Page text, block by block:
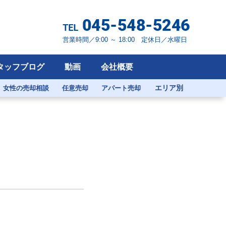
営業時間／9:00 ～ 18:00 定休日／水曜日
ッフブログ 動画 会社概要
女性の売却相談 任意売却 アパート売却 エリア別